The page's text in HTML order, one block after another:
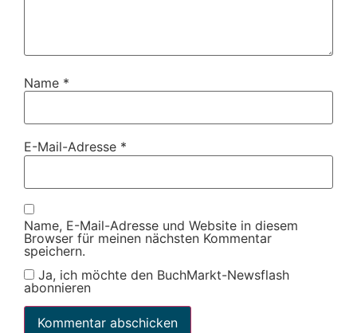
Name *
E-Mail-Adresse *
Name, E-Mail-Adresse und Website in diesem
Browser für meinen nächsten Kommentar
speichern.
Ja, ich möchte den BuchMarkt-Newsflash
abonnieren